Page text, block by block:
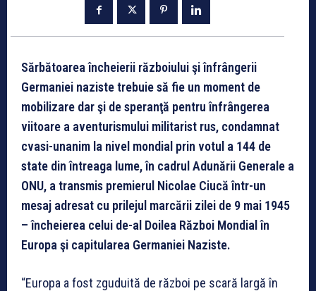
Sărbătoarea încheierii războiului şi înfrângerii
Germaniei naziste trebuie să fie un moment de
mobilizare dar şi de speranţă pentru înfrângerea
viitoare a aventurismului militarist rus, condamnat
cvasi-unanim la nivel mondial prin votul a 144 de
state din întreaga lume, în cadrul Adunării Generale a
ONU, a transmis premierul Nicolae Ciucă într-un
mesaj adresat cu prilejul marcării zilei de 9 mai 1945
– încheierea celui de-al Doilea Război Mondial în
Europa şi capitularea Germaniei Naziste.
“Europa a fost zguduită de război pe scară largă în